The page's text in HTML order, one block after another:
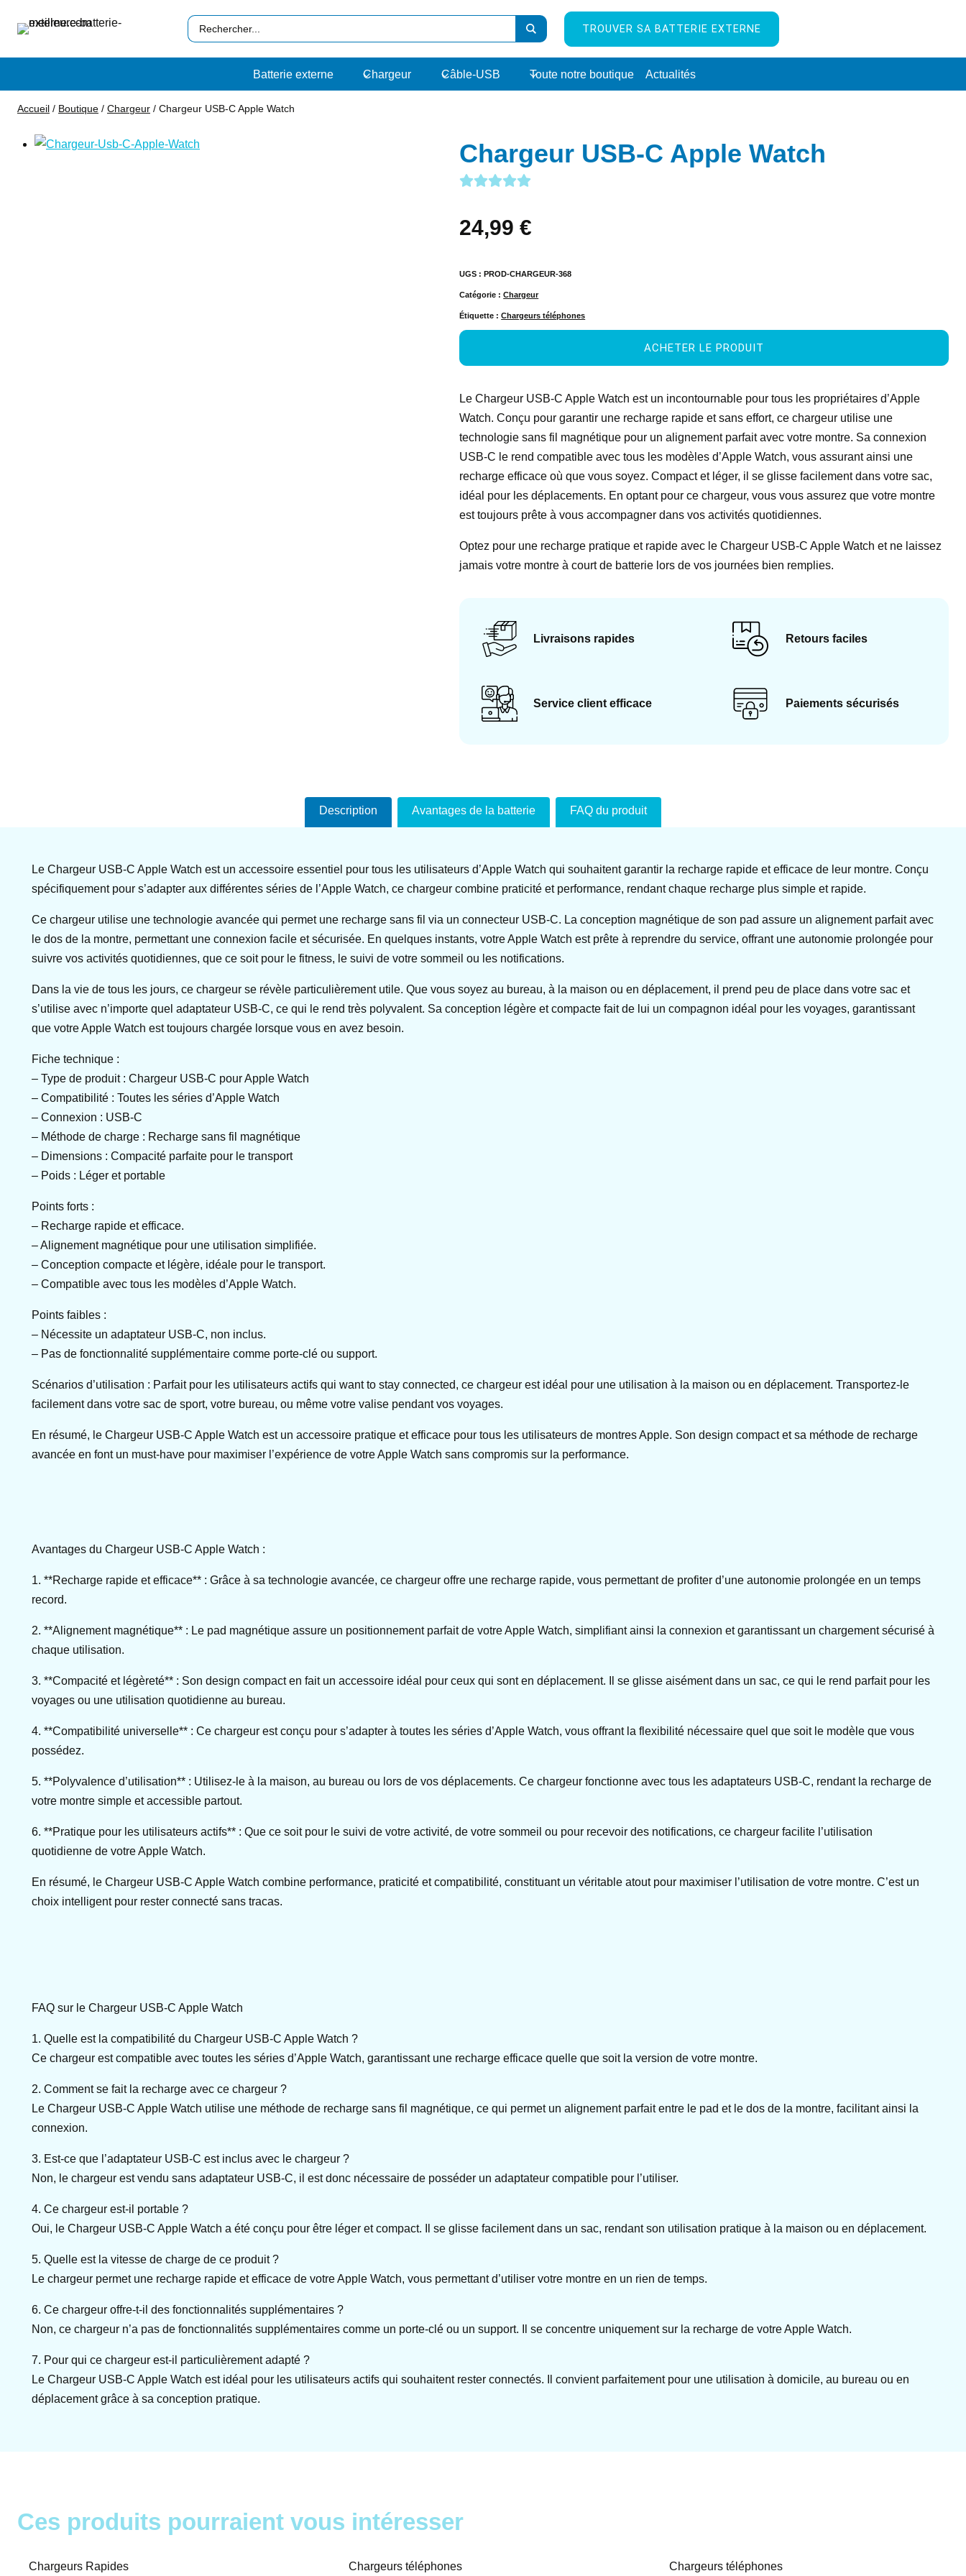
Search
…
TROUVER SA BATTERIE EXTERNE
Batterie externe Chargeur Câble-USB Toute notre boutique Actualités
Accueil / Boutique / Chargeur / Chargeur USB-C Apple Watch
Chargeur USB-C Apple Watch
24,99€
UGS :PROD-CHARGEUR-368
Catégorie :Chargeur
Étiquette :Chargeurs téléphones
ACHETER LE PRODUIT
Le Chargeur USB-C Apple Watch est un incontournable pour tous les propriétaires d’Apple
Watch. Conçu pour garantir une recharge rapide et sans effort, ce chargeur utilise une
technologie sans fil magnétique pour un alignement parfait avec votre montre. Sa connexion
USB-C le rend compatible avec tous les modèles d’Apple Watch, vous assurant ainsi une
recharge efficace où que vous soyez. Compact et léger, il se glisse facilement dans votre sac,
idéal pour les déplacements. En optant pour ce chargeur, vous vous assurez que votre montre
est toujours prête à vous accompagner dans vos activités quotidiennes.
Optez pour une recharge pratique et rapide avec le Chargeur USB-C Apple Watch et ne laissez
jamais votre montre à court de batterie lors de vos journées bien remplies.
Livraisons rapides Retours faciles
Service client efficace Paiements sécurisés
Description Avantages de la batterie FAQ du produit
Le Chargeur USB-C Apple Watch est un accessoire essentiel pour tous les utilisateurs d’Apple Watch qui souhaitent garantir la recharge rapide et efficace de leur montre. Conçu
spécifiquement pour s’adapter aux différentes séries de l’Apple Watch, ce chargeur combine praticité et performance, rendant chaque recharge plus simple et rapide.
Ce chargeur utilise une technologie avancée qui permet une recharge sans fil via un connecteur USB-C. La conception magnétique de son pad assure un alignement parfait avec
le dos de la montre, permettant une connexion facile et sécurisée. En quelques instants, votre Apple Watch est prête à reprendre du service, offrant une autonomie prolongée pour
suivre vos activités quotidiennes, que ce soit pour le fitness, le suivi de votre sommeil ou les notifications.
Dans la vie de tous les jours, ce chargeur se révèle particulièrement utile. Que vous soyez au bureau, à la maison ou en déplacement, il prend peu de place dans votre sac et
s’utilise avec n’importe quel adaptateur USB-C, ce qui le rend très polyvalent. Sa conception légère et compacte fait de lui un compagnon idéal pour les voyages, garantissant
que votre Apple Watch est toujours chargée lorsque vous en avez besoin.
Fiche technique :
– Type de produit : Chargeur USB-C pour Apple Watch
– Compatibilité : Toutes les séries d’Apple Watch
– Connexion : USB-C
– Méthode de charge : Recharge sans fil magnétique
– Dimensions : Compacité parfaite pour le transport
– Poids : Léger et portable
Points forts :
– Recharge rapide et efficace.
– Alignement magnétique pour une utilisation simplifiée.
– Conception compacte et légère, idéale pour le transport.
– Compatible avec tous les modèles d’Apple Watch.
Points faibles :
– Nécessite un adaptateur USB-C, non inclus.
– Pas de fonctionnalité supplémentaire comme porte-clé ou support.
Scénarios d’utilisation : Parfait pour les utilisateurs actifs qui want to stay connected, ce chargeur est idéal pour une utilisation à la maison ou en déplacement. Transportez-le
facilement dans votre sac de sport, votre bureau, ou même votre valise pendant vos voyages.
En résumé, le Chargeur USB-C Apple Watch est un accessoire pratique et efficace pour tous les utilisateurs de montres Apple. Son design compact et sa méthode de recharge
avancée en font un must-have pour maximiser l’expérience de votre Apple Watch sans compromis sur la performance.
Avantages du Chargeur USB-C Apple Watch :
1. **Recharge rapide et efficace** : Grâce à sa technologie avancée, ce chargeur offre une recharge rapide, vous permettant de profiter d’une autonomie prolongée en un temps
record.
2. **Alignement magnétique** : Le pad magnétique assure un positionnement parfait de votre Apple Watch, simplifiant ainsi la connexion et garantissant un chargement sécurisé à
chaque utilisation.
3. **Compacité et légèreté** : Son design compact en fait un accessoire idéal pour ceux qui sont en déplacement. Il se glisse aisément dans un sac, ce qui le rend parfait pour les
voyages ou une utilisation quotidienne au bureau.
4. **Compatibilité universelle** : Ce chargeur est conçu pour s’adapter à toutes les séries d’Apple Watch, vous offrant la flexibilité nécessaire quel que soit le modèle que vous
possédez.
5. **Polyvalence d’utilisation** : Utilisez-le à la maison, au bureau ou lors de vos déplacements. Ce chargeur fonctionne avec tous les adaptateurs USB-C, rendant la recharge de
votre montre simple et accessible partout.
6. **Pratique pour les utilisateurs actifs** : Que ce soit pour le suivi de votre activité, de votre sommeil ou pour recevoir des notifications, ce chargeur facilite l’utilisation
quotidienne de votre Apple Watch.
En résumé, le Chargeur USB-C Apple Watch combine performance, praticité et compatibilité, constituant un véritable atout pour maximiser l’utilisation de votre montre. C’est un
choix intelligent pour rester connecté sans tracas.
FAQ sur le Chargeur USB-C Apple Watch
1. Quelle est la compatibilité du Chargeur USB-C Apple Watch ?
Ce chargeur est compatible avec toutes les séries d’Apple Watch, garantissant une recharge efficace quelle que soit la version de votre montre.
2. Comment se fait la recharge avec ce chargeur ?
Le Chargeur USB-C Apple Watch utilise une méthode de recharge sans fil magnétique, ce qui permet un alignement parfait entre le pad et le dos de la montre, facilitant ainsi la
connexion.
3. Est-ce que l’adaptateur USB-C est inclus avec le chargeur ?
Non, le chargeur est vendu sans adaptateur USB-C, il est donc nécessaire de posséder un adaptateur compatible pour l’utiliser.
4. Ce chargeur est-il portable ?
Oui, le Chargeur USB-C Apple Watch a été conçu pour être léger et compact. Il se glisse facilement dans un sac, rendant son utilisation pratique à la maison ou en déplacement.
5. Quelle est la vitesse de charge de ce produit ?
Le chargeur permet une recharge rapide et efficace de votre Apple Watch, vous permettant d’utiliser votre montre en un rien de temps.
6. Ce chargeur offre-t-il des fonctionnalités supplémentaires ?
Non, ce chargeur n’a pas de fonctionnalités supplémentaires comme un porte-clé ou un support. Il se concentre uniquement sur la recharge de votre Apple Watch.
7. Pour qui ce chargeur est-il particulièrement adapté ?
Le Chargeur USB-C Apple Watch est idéal pour les utilisateurs actifs qui souhaitent rester connectés. Il convient parfaitement pour une utilisation à domicile, au bureau ou en
déplacement grâce à sa conception pratique.
Ces produits pourraient vous intéresser
Chargeurs Rapides Chargeurs téléphones Chargeurs téléphones